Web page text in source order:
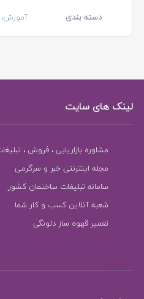
دسته بندی
لینک های سایت
مشاوره بازاریابی ، فروش ،
مجله اینترنتی خبر و سرگرمی
سامانه تبلیغات ساختمان کشور
شعبه آنلاین کسب و کار شما
تعمیر قهوه ساز دلونگی